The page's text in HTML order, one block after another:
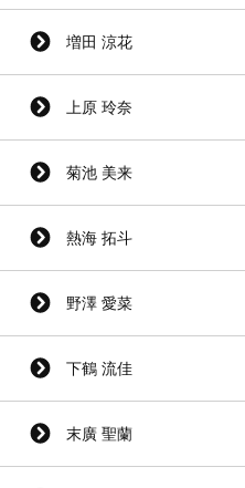
増田 涼花
上原 玲奈
菊池 美来
熱海 拓斗
野澤 愛菜
下鶴 流佳
末廣 聖蘭